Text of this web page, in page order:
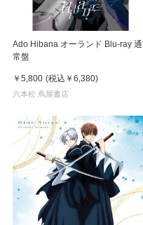
Ado Hibana オーランド Blu-ray 通
常盤
￥5,800 (税込 ￥6,380)
六本松 蔦屋書店